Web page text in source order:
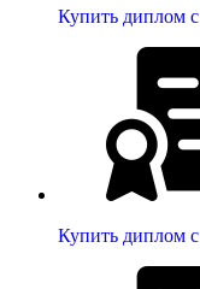
Купить диплом
Купить диплом